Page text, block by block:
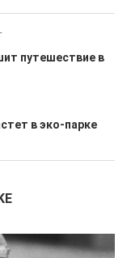
путешествие в
в эко-парке